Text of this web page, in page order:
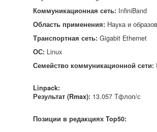
Коммуникационная сеть: InfiniBand
Область применения: Наука и
Транспортная сеть: Gigabit Ethernet
ОС: Linux
Семейство коммуникационной сети:
Linpack:
Результат (Rmax): 13.057 Тфлоп/с
Позиции в редакциях Top50: